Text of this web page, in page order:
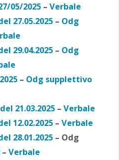
05/2025 –Verbale
27.05.2025 – Odg
29.04.2025 – Odg
– Odg supplettivo
21.03.2025 –Verbale
12.02.2025 –Verbale
28.01.2025 – Odg
– Verbale